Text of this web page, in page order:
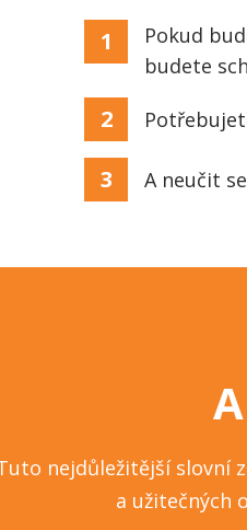
1
Pokud
budete
2
3 A neučit
nejdůležitější slovní
a užitečných